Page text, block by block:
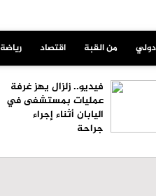
من القبة اقتصاد رياضة
فيديو.. زلزال يهز غرفة
عمليات بمستشفى في
اليابان أثناء إجراء
جراحة